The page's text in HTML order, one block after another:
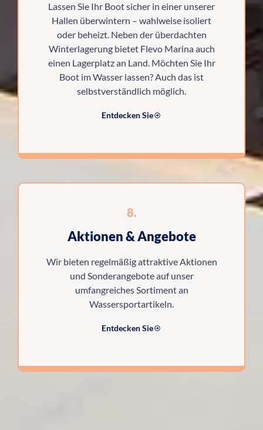
Lassen Sie Ihr Boot sicher in einer unserer
Hallen überwintern – wahlweise isoliert
oder beheizt. Neben der überdachten
Winterlagerung bietet Flevo Marina auch
einen Lagerplatz an Land. Möchten Sie Ihr
Boot im Wasser lassen? Auch das ist
selbstverständlich möglich.
Entdecken Sie
8.
Aktionen & Angebote
Wir bieten regelmäßig attraktive Aktionen
und Sonderangebote auf unser
umfangreiches Sortiment an
Wassersportartikeln.
Entdecken Sie